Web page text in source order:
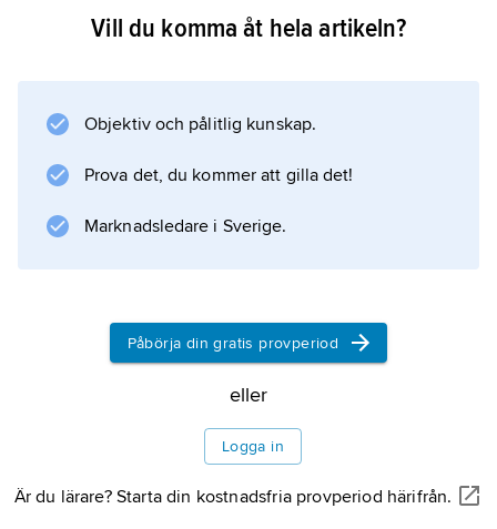
självmordsbombare sprängladdningar på
Information om artikeln
Vill du komma åt hela artikeln?
Objektiv och pålitlig kunskap.
Prova det, du kommer att gilla det!
Marknadsledare i Sverige.
Påbörja din gratis provperiod
eller
Logga in
Är du lärare? Starta din kostnadsfria provperiod härifrån.